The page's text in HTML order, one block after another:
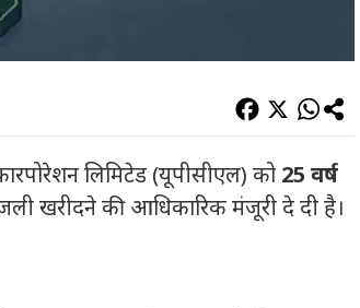
लिमिटेड (यूपीसीएल) को 25 वर्ष
खरीदने की आधिकारिक मंजूरी दे दी है।